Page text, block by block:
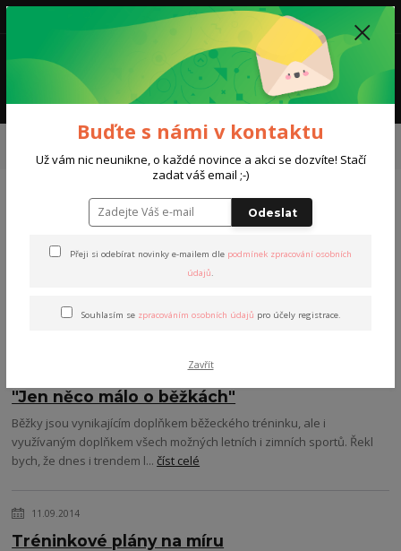
Menu
0,00 Kč
Kurzy a trénink Kurzy na kolečkových lyžích
Praha
Jednodenní
Jednodenní
V této kategorii nebylo nalezeno žádné zboží.
"Jen něco málo o běžkách"
Běžky jsou vynikajícím doplňkem běžeckého tréninku, ale i
využívaným doplňkem všech možných letních i zimních sportů. Řekl
bych, že dnes i trendem l...číst celé
11.09.2014
Tréninkové plány na míru
Buďte s námi v kontaktu
Už vám nic neunikne, o každé novince a akci se dozvíte! Stačí
zadat váš email ;-)
Odeslat
Přeji si odebírat novinky e-mailem dle podmínek zpracování osobních
údajů.
Souhlasím se zpracováním osobních údajů pro účely registrace.
Zavřít